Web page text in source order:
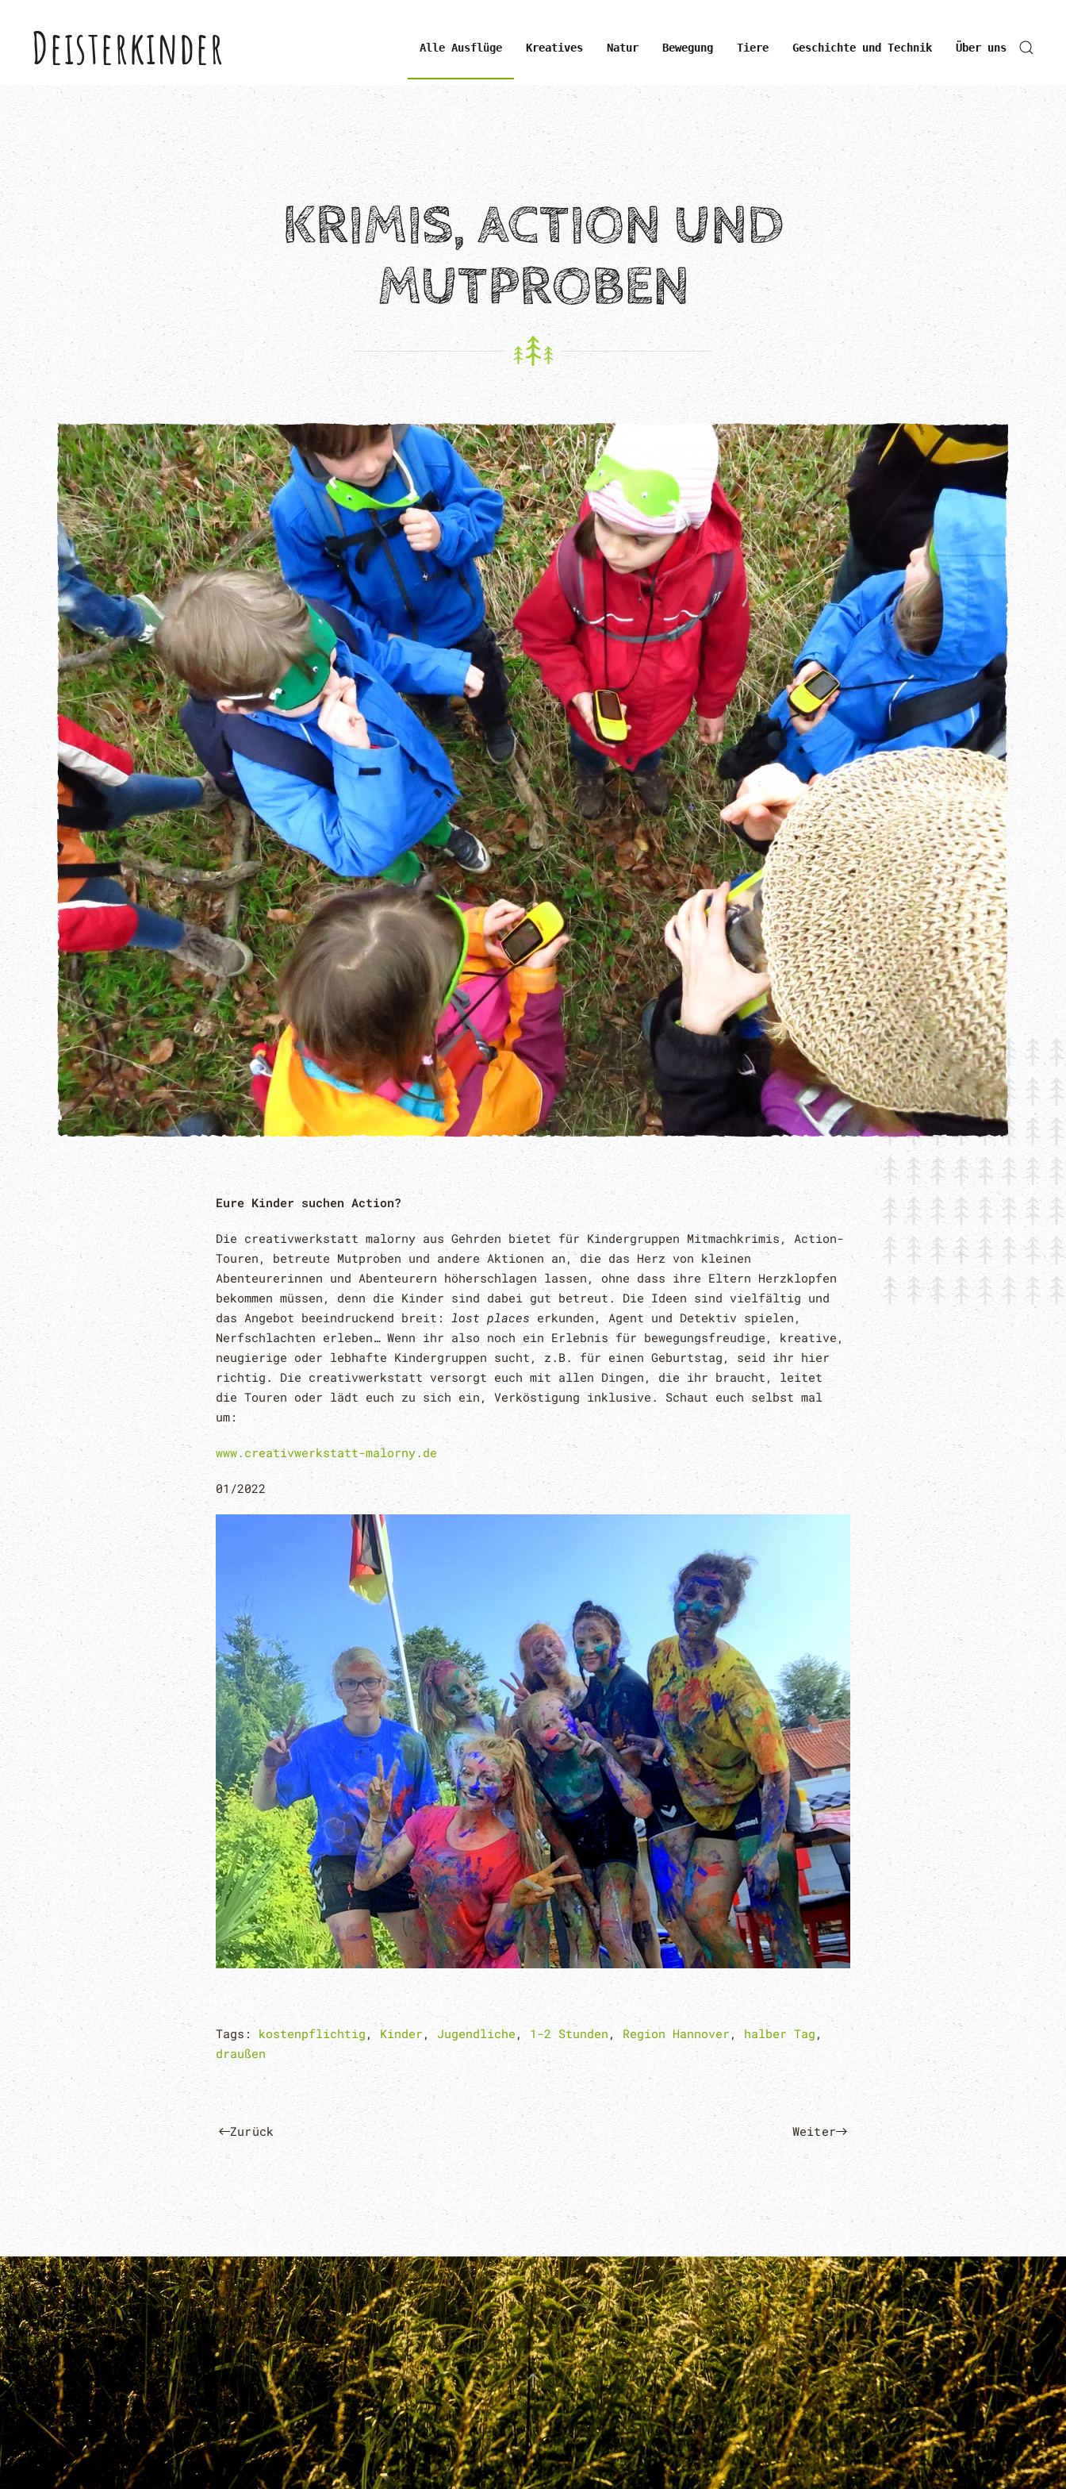
Skip to main content
Deisterkinder Alle Ausflüge Kreatives Natur Bewegung Tiere Geschichte und Technik Über uns
KRIMIS, ACTION UND
MUTPROBEN
Eure Kinder suchen Action?
Die creativwerkstatt malorny aus Gehrden bietet für Kindergruppen Mitmachkrimis, Action-
Touren, betreute Mutproben und andere Aktionen an, die das Herz von kleinen
Abenteurerinnen und Abenteurern höherschlagen lassen, ohne dass ihre Eltern Herzklopfen
bekommen müssen, denn die Kinder sind dabei gut betreut. Die Ideen sind vielfältig und
das Angebot beeindruckend breit:lost places erkunden, Agent und Detektiv spielen,
Nerfschlachten erleben… Wenn ihr also noch ein Erlebnis für bewegungsfreudige, kreative,
neugierige oder lebhafte Kindergruppen sucht, z.B. für einen Geburtstag, seid ihr hier
richtig. Die creativwerkstatt versorgt euch mit allen Dingen, die ihr braucht, leitet
die Touren oder lädt euch zu sich ein, Verköstigung inklusive. Schaut euch selbst mal
um:
www.creativwerkstatt-malorny.de
01/2022
Tags: kostenpflichtig , Kinder , Jugendliche , 1-2 Stunden , Region Hannover , halber Tag ,
draußen
Zurück Weiter